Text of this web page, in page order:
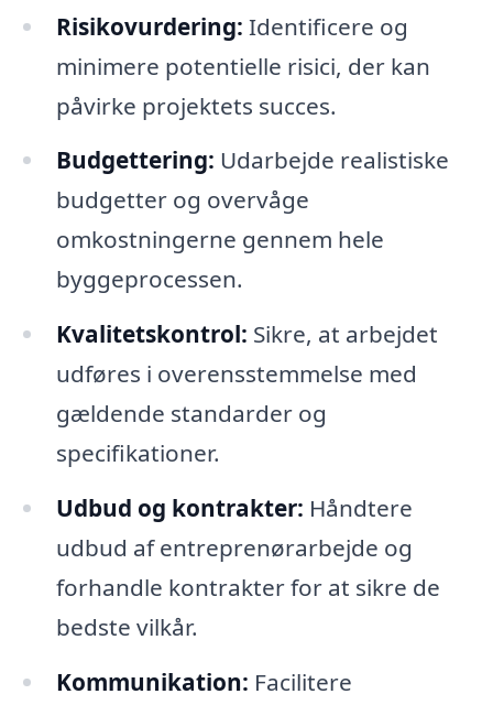
Risikovurdering: Identificere og
minimere potentielle risici, der kan
påvirke projektets succes.
Budgettering: Udarbejde realistiske
budgetter og overvåge
omkostningerne gennem hele
byggeprocessen.
Kvalitetskontrol: Sikre, at arbejdet
udføres i overensstemmelse med
gældende standarder og
specifikationer.
Udbud og kontrakter: Håndtere
udbud af entreprenørarbejde og
forhandle kontrakter for at sikre de
bedste vilkår.
Kommunikation: Facilitere